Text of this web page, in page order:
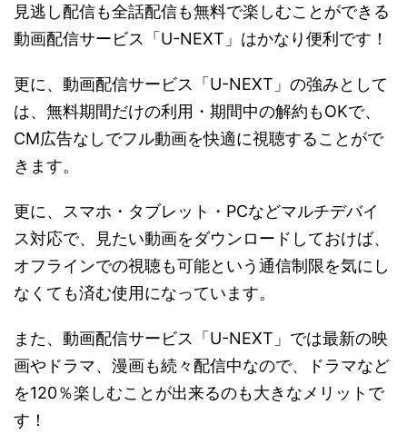
見逃し配信も全話配信も無料で楽しむことができる
動画配信サービス「U-NEXT」はかなり便利です！
更に、動画配信サービス「U-NEXT」の強みとして
は、無料期間だけの利用・期間中の解約もOKで、
CM広告なしでフル動画を快適に視聴することがで
きます。
更に、スマホ・タブレット・PCなどマルチデバイ
ス対応で、見たい動画をダウンロードしておけば、
オフラインでの視聴も可能という通信制限を気にし
なくても済む使用になっています。
また、動画配信サービス「U-NEXT」では最新の映
画やドラマ、漫画も続々配信中なので、ドラマなど
を120％楽しむことが出来るのも大きなメリットで
す！